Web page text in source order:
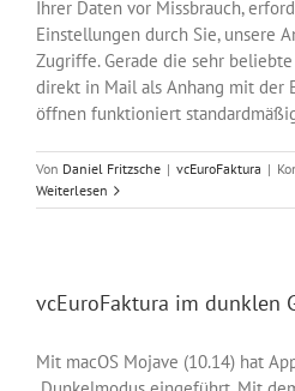
Ihrer Daten vor Missbrauch,
Einstellungen durch Sie, unsere
Zugriffe. Gerade die sehr
direkt in Mail als Anhang mit der
öffnen funktioniert
Von Daniel Fritzsche | vcEuroFaktura |
Weiterlesen
vcEuroFaktura im dunklen
Mit macOS Mojave (10.14) hat